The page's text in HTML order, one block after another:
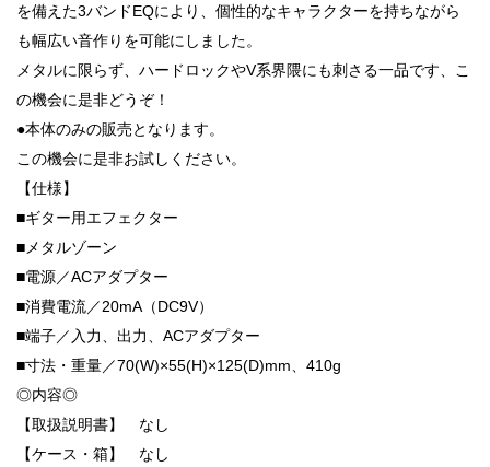
を備えた3バンドEQにより、個性的なキャラクターを持ちながら
も幅広い音作りを可能にしました。
メタルに限らず、ハードロックやV系界隈にも刺さる一品です、こ
の機会に是非どうぞ！
●本体のみの販売となります。
この機会に是非お試しください。
【仕様】
■ギター用エフェクター
■メタルゾーン
■電源／ACアダプター
■消費電流／20mA（DC9V）
■端子／入力、出力、ACアダプター
■寸法・重量／70(W)×55(H)×125(D)mm、410g
◎内容◎
【取扱説明書】 なし
【ケース・箱】 なし